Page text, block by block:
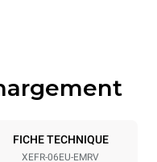
la plaque
600x400
FICHE TECHNIQUE
XEFR-06EU-EMRV